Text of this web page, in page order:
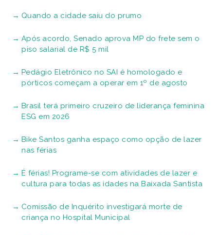
Quando a cidade saiu do prumo
Após acordo, Senado aprova MP do frete sem o
piso salarial de R$ 5 mil
Pedágio Eletrônico no SAI é homologado e
pórticos começam a operar em 1º de agosto
Brasil terá primeiro cruzeiro de liderança feminina
ESG em 2026
Bike Santos ganha espaço como opção de lazer
nas férias
É férias! Programe-se com atividades de lazer e
cultura para todas as idades na Baixada Santista
Comissão de Inquérito investigará morte de
criança no Hospital Municipal